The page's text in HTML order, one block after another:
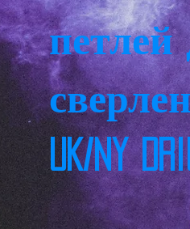
петлей
UK/NY